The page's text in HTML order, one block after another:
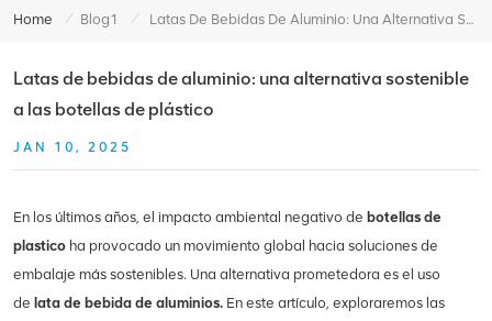
Home / Blog1 / Latas De Bebidas De Aluminio: Una Alternativa Sostenible A Las Botellas De Plástico
Latas de bebidas de aluminio: una alternativa sostenible
a las botellas de plástico
JAN 10, 2025
En los últimos años, el impacto ambiental negativo de botellas de
plastico ha provocado un movimiento global hacia soluciones de
embalaje más sostenibles. Una alternativa prometedora es el uso
de lata de bebida de aluminios. En este artículo, exploraremos las